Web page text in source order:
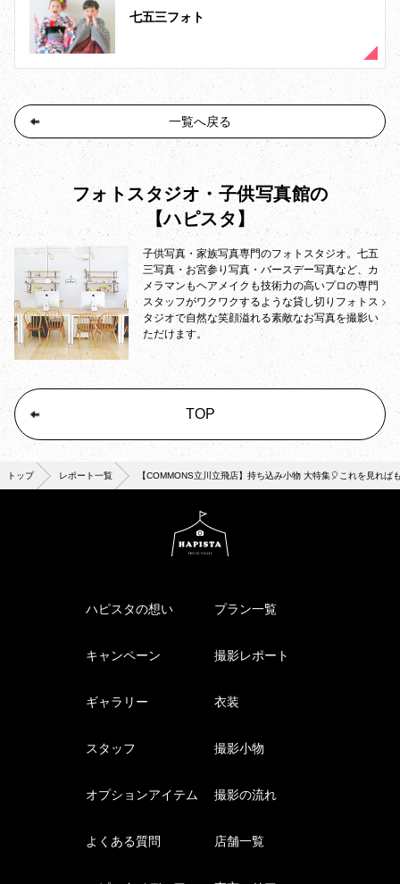
七五三フォト
一覧へ戻る
フォトスタジオ・子供写真館の
【ハピスタ】
子供写真・家族写真専門のフォトスタジオ。七五
三写真・お宮参り写真・バースデー写真など、カ
メラマンもヘアメイクも技術力の高いプロの専門
スタッフがワクワクするような貸し切りフォトス
タジオで自然な笑顔溢れる素敵なお写真を撮影い
ただけます。
TOP
トップ レポート一覧 【COMMONS立川立飛店】持ち込み小物 大特集🎈これを見れば
ハピスタの想い プラン一覧
キャンペーン 撮影レポート
ギャラリー 衣装
スタッフ 撮影小物
オプションアイテム 撮影の流れ
よくある質問 店舗一覧